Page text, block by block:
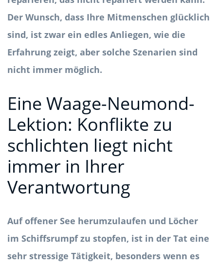
Der Wunsch, dass Ihre Mitmenschen glücklich
sind, ist zwar ein edles Anliegen, wie die
Erfahrung zeigt, aber solche Szenarien sind
nicht immer möglich.
Eine Waage-Neumond-
Lektion: Konflikte zu
schlichten liegt nicht
immer in Ihrer
Verantwortung
Auf offener See herumzulaufen und Löcher
im Schiffsrumpf zu stopfen, ist in der Tat eine
sehr stressige Tätigkeit, besonders wenn es